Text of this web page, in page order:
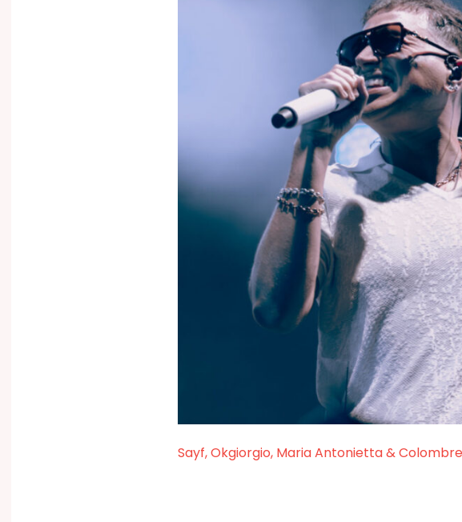
Sayf, Okgiorgio, Maria Antonietta &